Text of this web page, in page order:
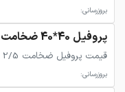
بروزرسانی:
پروفیل 40*40 ضخامت 2.5 نیکان
قیمت پروفیل ضخامت 2/5 نیکان
بروزرسانی: